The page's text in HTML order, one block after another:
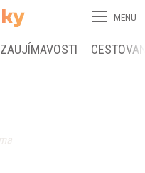
MENU
ZAUJÍMAVOSTI